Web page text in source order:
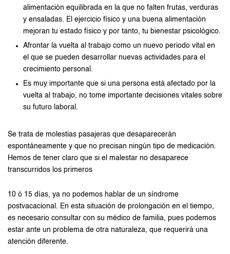
alimentación equilibrada en la que no falten frutas, verduras
y ensaladas. El ejercicio físico y una buena alimentación
mejoran tu estado físico y por tanto, tu bienestar psicológico.
Afrontar la vuelta al trabajo como un nuevo periodo vital en
el que se pueden desarrollar nuevas actividades para el
crecimiento personal.
Es muy importante que si una persona está afectado por la
vuelta al trabajo, no tome importante decisiones vitales sobre
su futuro laboral.
Se trata de molestias pasajeras que desaparecerán
espontáneamente y que no precisan ningún tipo de medicación.
Hemos de tener claro que si el malestar no desaparece
transcurridos los primeros
10 ó 15 días, ya no podemos hablar de un síndrome
postvacacional. En esta situación de prolongación en el tiempo,
es necesario consultar con su médico de familia, pues podemos
estar ante un problema de otra naturaleza, que requerirá una
atención diferente.